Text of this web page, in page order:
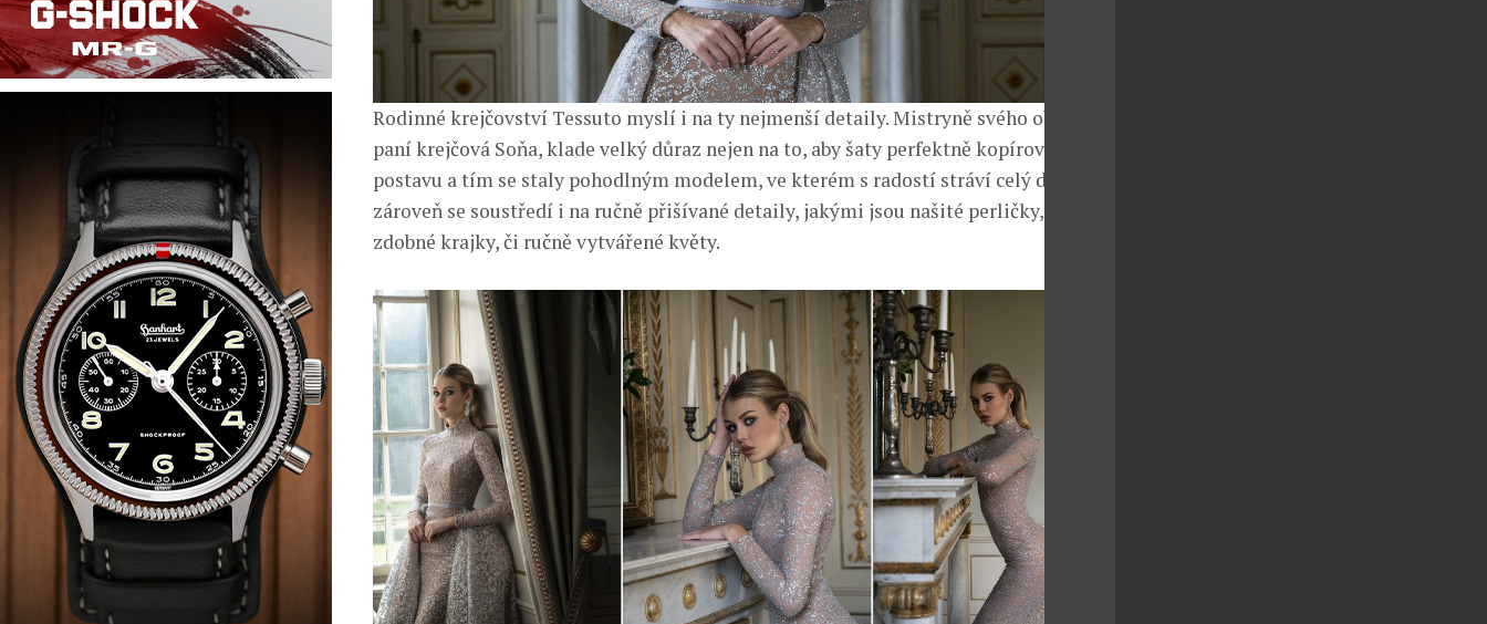
Rodinné krejčovství Tessuto myslí i na ty nejmenší detaily. Mistryně svého oboru,
paní krejčová Soňa, klade velký důraz nejen na to, aby šaty perfektně kopírovaly
postavu a tím se staly pohodlným modelem, ve kterém s radostí stráví celý den, ale
zároveň se soustředí i na ručně přišívané detaily, jakými jsou našité perličky, přišité
zdobné krajky, či ručně vytvářené květy.